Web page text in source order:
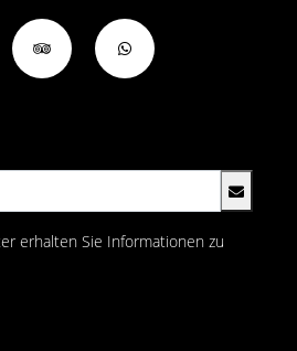
erhalten Sie Informationen zu